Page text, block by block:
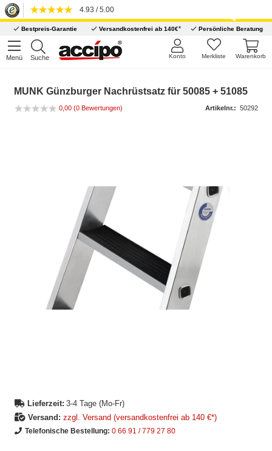
4.93 / 5.00
Bestpreis-Garantie Versandkostenfrei ab 140€* Persönliche Beratung
Menü Suche Warenkorb
Merkliste
Konto
MUNK Günzburger Nachrüstsatz für 50085 + 51085
0,00 (0 Bewertungen) Artikelnr.: 50292
Lieferzeit: 3-4 Tage (Mo-Fr)
Versand: zzgl. Versand (versandkostenfrei ab 140 €*)
Telefonische Bestellung: 0 66 91 / 779 27 80